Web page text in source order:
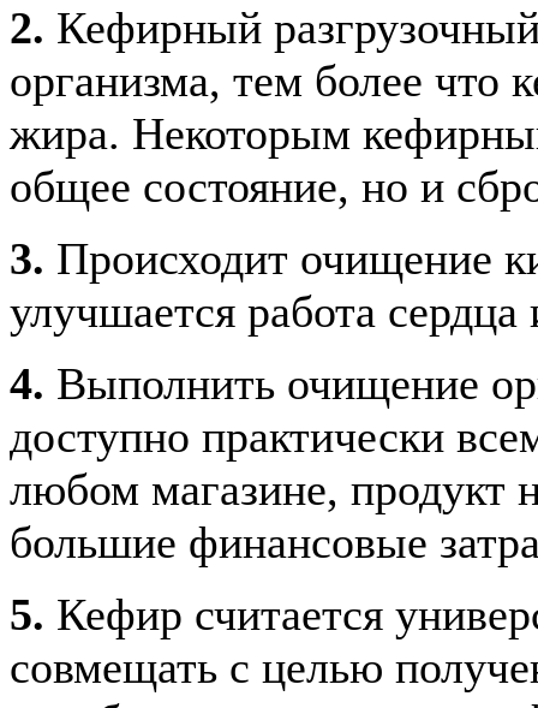
2. Кефирный
организма, тем более что
жира. Некоторым
общее состояние, но и
3. Происходит очищение
улучшается работа сердца
4. Выполнить очищение
доступно практически
любом магазине, продукт
большие финансовые
5. Кефир считается
совмещать с целью